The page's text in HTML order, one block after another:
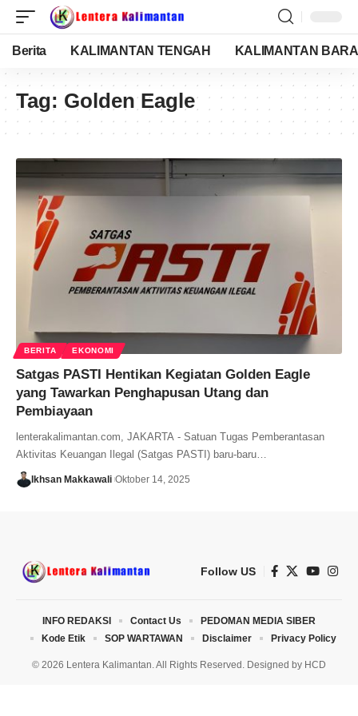
Berita KALIMANTAN TENGAH KALIMANTAN
Tag: Golden Eagle
BERITA EKONOMI
Satgas PASTI Hentikan Kegiatan Golden Eagle
yang Tawarkan Penghapusan Utang dan
Pembiayaan
lenterakalimantan.com, JAKARTA - Satuan Tugas Pemberantasan
Aktivitas Keuangan Ilegal (Satgas PASTI) baru-baru…
Ikhsan Makkawali Oktober 14, 2025
Follow US
© 2026 Lentera Kalimantan. All Rights Reserved. Designed by HCD
INFO REDAKSI Contact Us
PEDOMAN MEDIA SIBER
Kode Etik
SOP WARTAWAN Disclaimer Privacy Policy